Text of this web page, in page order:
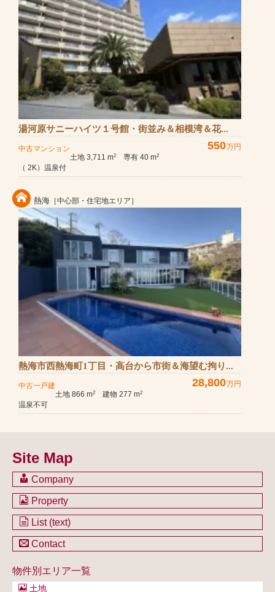
湯河原サニーハイツ１号館・街並み＆相模湾＆花...
中古マンション 550万円
土地 3,711 m2 専有 40 m2
（ 2K）温泉付
熱海 ［中心部・住宅地エリア］
熱海市西熱海町1丁目・高台から市街＆海望む拘り...
中古一戸建 28,800万円
土地 866 m2 建物 277 m2
温泉不可
Site Map
Company
会社のご案内
不動産を売却したい方
不動産買取システム
Property
土地一覧
マンション一覧
事業用物件一覧
List (text)
土地一覧
マンション一覧
事業用物件一覧
Contact
ブログ
物件別エリア一覧
土地